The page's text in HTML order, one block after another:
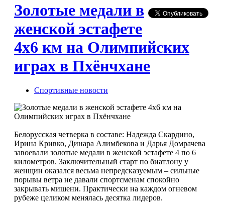
Золотые медали в
женской эстафете
4x6 км на Олимпийских
играх в Пхёнчхане
Спортивные новости
Белорусская четверка в составе: Надежда Скардино,
Ирина Кривко, Динара Алимбекова и Дарья Домрачева
завоевали золотые медали в женской эстафете 4 по 6
километров. Заключительный старт по биатлону у
женщин оказался весьма непредсказуемым – сильные
порывы ветра не давали спортсменам спокойно
закрывать мишени. Практически на каждом огневом
рубеже целиком менялась десятка лидеров.